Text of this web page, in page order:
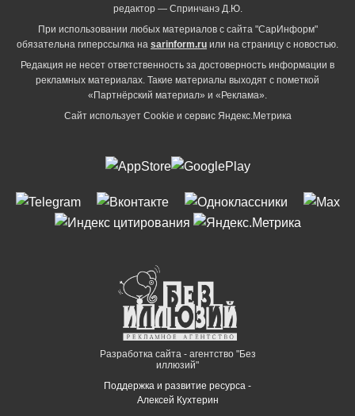
редактор — Спринчанэ Д.Ю.
При использовании любых материалов с сайта "СарИнформ"
обязательна гиперссылка на sarinform.ru или на страницу с новостью.
Редакция не несет ответственность за достоверность информации в
рекламных материалах. Такие материалы выходят с пометкой
«Партнёрский материал» и «Реклама».
Сайт использует Cookie и сервиc Яндекс.Метрика
Разработка сайта - агентство "Без
иллюзий"
Поддержка и развитие ресурса -
Алексей Кухтерин